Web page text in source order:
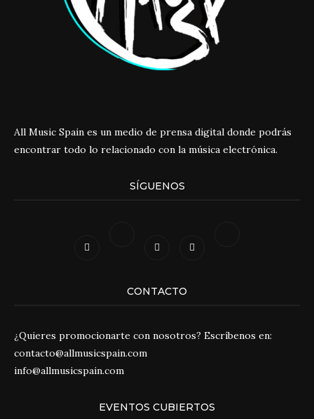
All Music Spain es un medio de prensa digital donde podrás
encontrar todo lo relacionado con la música electrónica.
SÍGUENOS
CONTACTO
¿Quieres promocionarte con nosotros? Escríbenos en:
contacto@allmusicspain.com
info@allmusicspain.com
EVENTOS CUBIERTOS